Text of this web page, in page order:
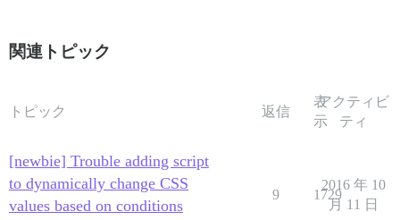
関連トピック
トピック 返信
表
示
アクティビ
ティ
[newbie] Trouble adding script
to dynamically change CSS
values based on conditions
9 1729
2016 年 10
月 11 日